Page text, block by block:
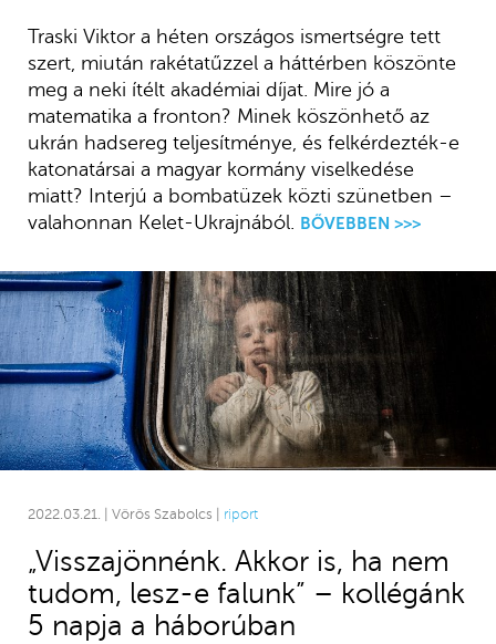
Traski Viktor a héten országos ismertségre tett
szert, miután rakétatűzzel a háttérben köszönte
meg a neki ítélt akadémiai díjat. Mire jó a
matematika a fronton? Minek köszönhető az
ukrán hadsereg teljesítménye, és felkérdezték-e
katonatársai a magyar kormány viselkedése
miatt? Interjú a bombatüzek közti szünetben –
valahonnan Kelet-Ukrajnából.
BŐVEBBEN >>>
2022.03.21. | Vörös Szabolcs | riport
„Visszajönnénk. Akkor is, ha nem
tudom, lesz-e falunk” – kollégánk
5 napja a háborúban